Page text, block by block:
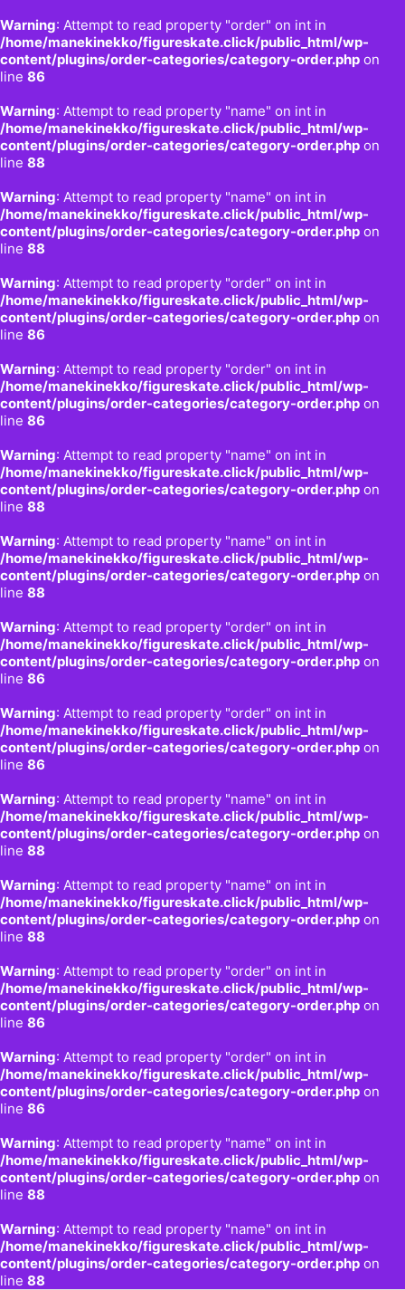
Warning: Attempt to read property "order" on int in
/home/manekinekko/figureskate.click/public_html/wp-
content/plugins/order-categories/category-order.php on
line 86
Warning: Attempt to read property "name" on int in
/home/manekinekko/figureskate.click/public_html/wp-
content/plugins/order-categories/category-order.php on
line 88
Warning: Attempt to read property "name" on int in
/home/manekinekko/figureskate.click/public_html/wp-
content/plugins/order-categories/category-order.php on
line 88
Warning: Attempt to read property "order" on int in
/home/manekinekko/figureskate.click/public_html/wp-
content/plugins/order-categories/category-order.php on
line 86
Warning: Attempt to read property "order" on int in
/home/manekinekko/figureskate.click/public_html/wp-
content/plugins/order-categories/category-order.php on
line 86
Warning: Attempt to read property "name" on int in
/home/manekinekko/figureskate.click/public_html/wp-
content/plugins/order-categories/category-order.php on
line 88
Warning: Attempt to read property "name" on int in
/home/manekinekko/figureskate.click/public_html/wp-
content/plugins/order-categories/category-order.php on
line 88
Warning: Attempt to read property "order" on int in
/home/manekinekko/figureskate.click/public_html/wp-
content/plugins/order-categories/category-order.php on
line 86
Warning: Attempt to read property "order" on int in
/home/manekinekko/figureskate.click/public_html/wp-
content/plugins/order-categories/category-order.php on
line 86
Warning: Attempt to read property "name" on int in
/home/manekinekko/figureskate.click/public_html/wp-
content/plugins/order-categories/category-order.php on
line 88
Warning: Attempt to read property "name" on int in
/home/manekinekko/figureskate.click/public_html/wp-
content/plugins/order-categories/category-order.php on
line 88
Warning: Attempt to read property "order" on int in
/home/manekinekko/figureskate.click/public_html/wp-
content/plugins/order-categories/category-order.php on
line 86
Warning: Attempt to read property "order" on int in
/home/manekinekko/figureskate.click/public_html/wp-
content/plugins/order-categories/category-order.php on
line 86
Warning: Attempt to read property "name" on int in
/home/manekinekko/figureskate.click/public_html/wp-
content/plugins/order-categories/category-order.php on
line 88
Warning: Attempt to read property "name" on int in
/home/manekinekko/figureskate.click/public_html/wp-
content/plugins/order-categories/category-order.php on
line 88